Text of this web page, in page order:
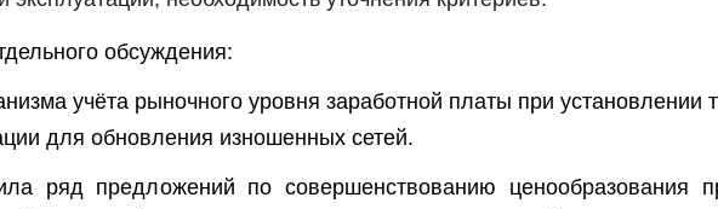
обсуждения:
учёта рыночного уровня заработной платы при установлении
для обновления изношенных сетей.
ряд предложений по совершенствованию ценообразования